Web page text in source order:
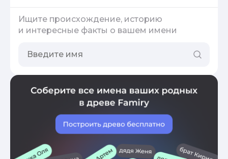
Ищите происхождение, историю
и интересные факты о вашем имени